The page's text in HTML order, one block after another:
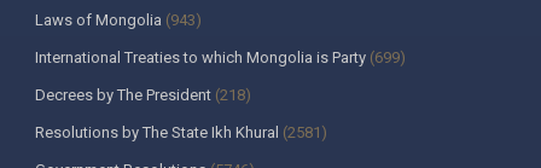
Laws of Mongolia (943)
International Treaties to which Mongolia is Party (699)
Decrees by The President (218)
Resolutions by The State Ikh Khural (2581)